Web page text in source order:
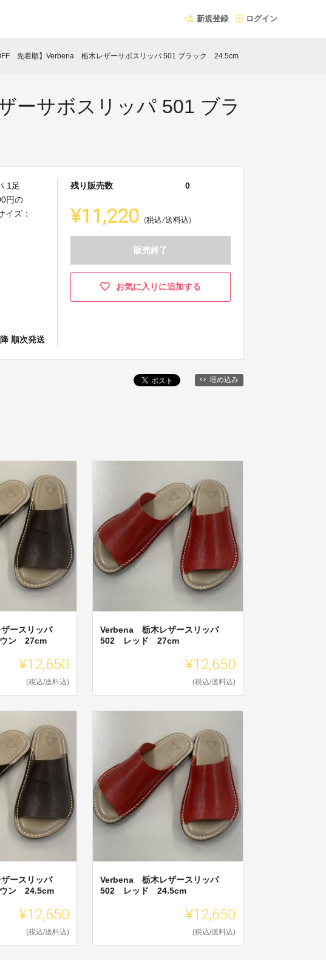
新規登録 ログイン
先着順】Verbena 栃木レザーサボスリッパ 501 ブラック 24.5cm
ーサボスリッパ 501 ブラ
1足
円の
イズ：
順次発送
残り販売数 0
¥11,220 (税込/送料込)
販売終了
お気に入りに追加する
埋め込み
ースリッパ
ン 27cm
¥12,650
(税込/送料込)
Verbena 栃木レザースリッパ
502 レッド 27cm
¥12,650
(税込/送料込)
ースリッパ
ン 24.5cm
¥12,650
(税込/送料込)
Verbena 栃木レザースリッパ
502 レッド 24.5cm
¥12,650
(税込/送料込)